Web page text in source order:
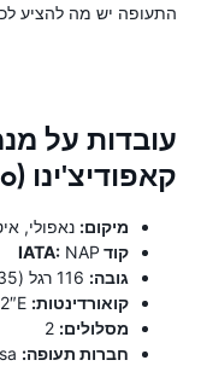
התעופה יש מה להציע
עובדות על
קאפודיצ'ינו (capodichino)
מיקום: נאפולי,
קוד IATA: NAP
גובה:
קואורדינטות:
מסלולים:
חברות תעופה: